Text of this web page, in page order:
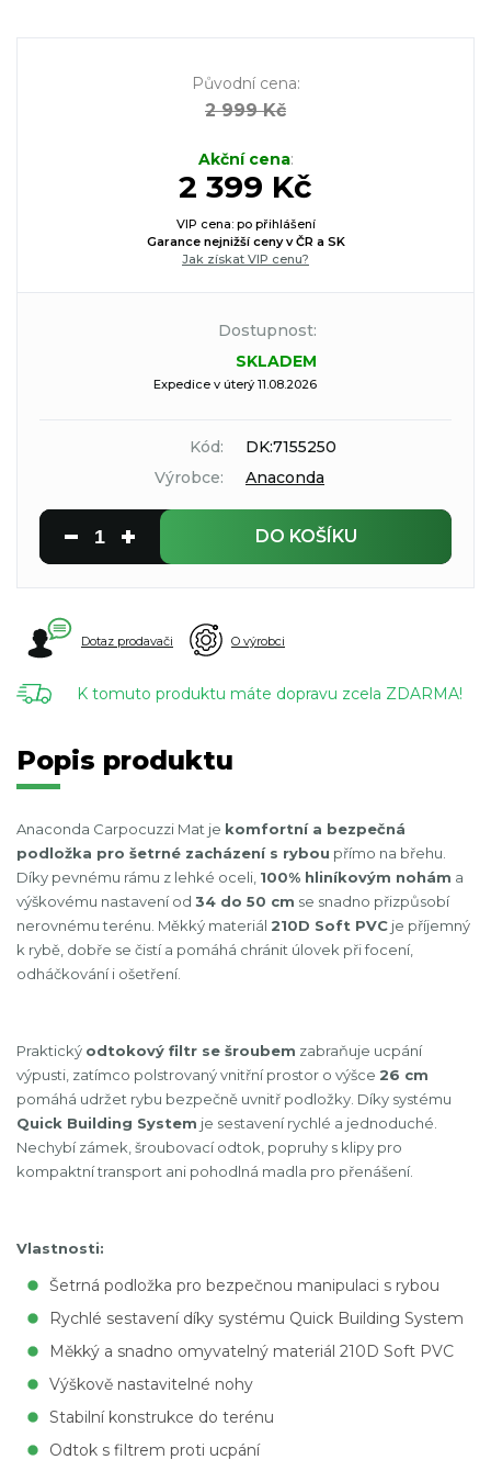
Původní cena:
2 999 Kč
Akční cena:
2 399 Kč
VIP cena: po přihlášení
Garance nejnižší ceny v ČR a SK
Jak získat VIP cenu?
Dostupnost:
SKLADEM
Expedice v úterý 11.08.2026
Kód:
DK:7155250
Výrobce:
Anaconda
DO KOŠÍKU
Dotaz prodavači O výrobci
K tomuto produktu máte dopravu zcela ZDARMA!
Popis produktu
Anaconda Carpocuzzi Mat je komfortní a bezpečná
podložka pro šetrné zacházení s rybou přímo na břehu.
Díky pevnému rámu z lehké oceli, 100% hliníkovým nohám a
výškovému nastavení od 34 do 50 cm se snadno přizpůsobí
nerovnému terénu. Měkký materiál 210D Soft PVC je příjemný
k rybě, dobře se čistí a pomáhá chránit úlovek při focení,
odháčkování i ošetření.
Praktický odtokový filtr se šroubem zabraňuje ucpání
výpusti, zatímco polstrovaný vnitřní prostor o výšce 26 cm
pomáhá udržet rybu bezpečně uvnitř podložky. Díky systému
Quick Building System je sestavení rychlé a jednoduché.
Nechybí zámek, šroubovací odtok, popruhy s klipy pro
kompaktní transport ani pohodlná madla pro přenášení.
Vlastnosti:
Šetrná podložka pro bezpečnou manipulaci s rybou
Rychlé sestavení díky systému Quick Building System
Měkký a snadno omyvatelný materiál 210D Soft PVC
Výškově nastavitelné nohy
Stabilní konstrukce do terénu
Odtok s filtrem proti ucpání